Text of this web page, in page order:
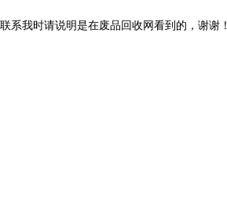
联系我时请说明是在废品回收网看到的，谢谢！